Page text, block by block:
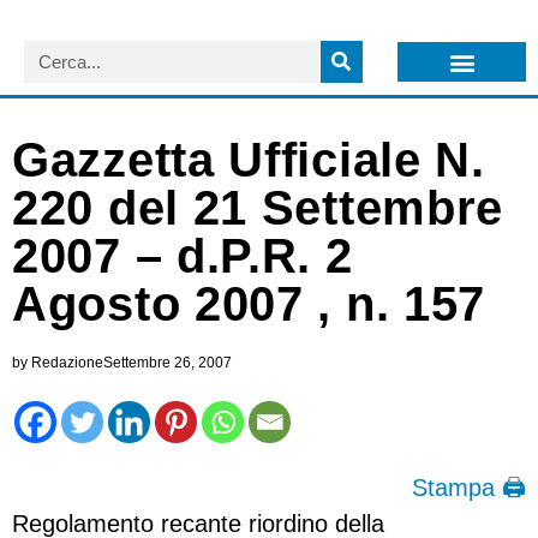
Gazzetta Ufficiale N.
220 del 21 Settembre
2007 – d.P.R. 2
Agosto 2007 , n. 157
by RedazioneSettembre 26, 2007
Stampa 🖨
Regolamento recante riordino della